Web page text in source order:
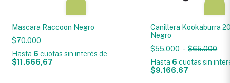
Mascara Raccoon Negro
$70.000
Hasta 6 cuotas sin interés de
$11.666,67
Canillera Kookaburra
Negro
$55.000 - $65.000
Hasta 6 cuotas sin
$9.166,67